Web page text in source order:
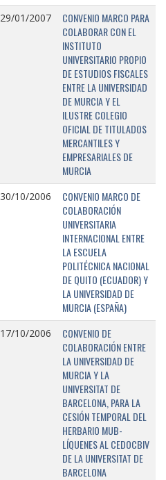
29/01/2007
CONVENIO MARCO PARA
COLABORAR CON EL
INSTITUTO
UNIVERSITARIO PROPIO
DE ESTUDIOS FISCALES
ENTRE LA UNIVERSIDAD
DE MURCIA Y EL
ILUSTRE COLEGIO
OFICIAL DE TITULADOS
MERCANTILES Y
EMPRESARIALES DE
MURCIA
30/10/2006
CONVENIO MARCO DE
COLABORACIÓN
UNIVERSITARIA
INTERNACIONAL ENTRE
LA ESCUELA
POLITÉCNICA NACIONAL
DE QUITO (ECUADOR) Y
LA UNIVERSIDAD DE
MURCIA (ESPAÑA)
17/10/2006
CONVENIO DE
COLABORACIÓN ENTRE
LA UNIVERSIDAD DE
MURCIA Y LA
UNIVERSITAT DE
BARCELONA, PARA LA
CESIÓN TEMPORAL DEL
HERBARIO MUB-
LÍQUENES AL CEDOCBIV
DE LA UNIVERSITAT DE
BARCELONA